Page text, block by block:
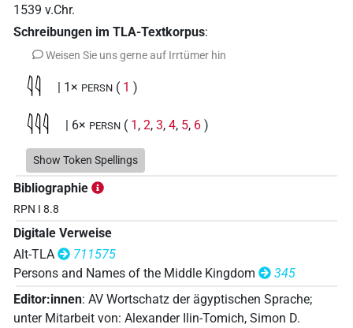
1539 v.Chr.
Schreibungen im TLA-Textkorpus:
Weisen Sie uns gerne auf Irrtümer hin
𓇋𓇋 | 1× PERSN ( 1 )
𓇋𓇋𓇋 | 6× PERSN ( 1 , 2, 3, 4, 5, 6 )
𓇋𓇋𓇋𓁐 | 1× PERSN
Show Token Spellings
Bibliographie
RPN I 8.8
Digitale Verweise
Alt-TLA
711575
Persons and Names of the Middle Kingdom
345
Editor:innen: AV Wortschatz der ägyptischen Sprache;
unter Mitarbeit von: Alexander Ilin-Tomich, Simon D.